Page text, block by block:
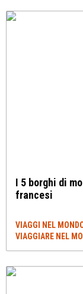
I 5 borghi di
francesi
VIAGGI NEL
VIAGGIARE NEL